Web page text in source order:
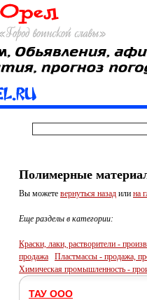
Полимерные
Вы можете вернуться назад или на
Еще разделы в категории:
Краски, лаки, растворители -
продажа
Пластмассы - продажа,
Химическая промышленность -
ТАУ ООО